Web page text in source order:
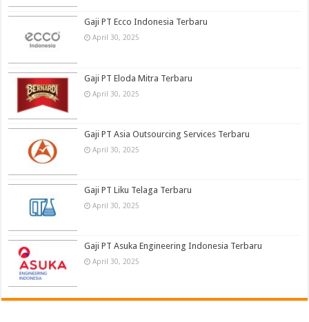
Gaji PT Ecco Indonesia Terbaru
April 30, 2025
Gaji PT Eloda Mitra Terbaru
April 30, 2025
Gaji PT Asia Outsourcing Services Terbaru
April 30, 2025
Gaji PT Liku Telaga Terbaru
April 30, 2025
Gaji PT Asuka Engineering Indonesia Terbaru
April 30, 2025